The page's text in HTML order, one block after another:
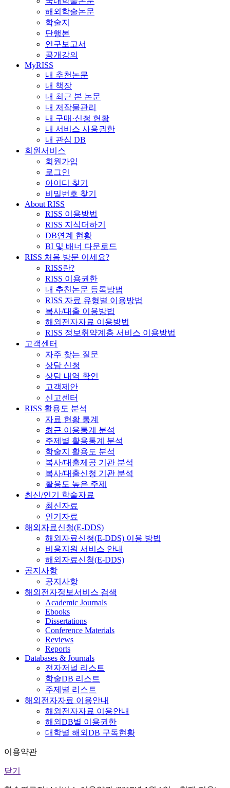
해외학술논문
학술지
단행본
연구보고서
공개강의
MyRISS
내 추천논문
내 책장
내 최근 본 논문
내 저작물관리
내 구매·신청 현황
내 서비스 사용권한
내 관심 DB
회원서비스
회원가입
로그인
아이디 찾기
비밀번호 찾기
About RISS
RISS 이용방법
RISS 지식더하기
DB연계 현황
BI 및 배너 다운로드
RISS 처음 방문 이세요?
RISS란?
RISS 이용권한
내 추천논문 등록방법
RISS 자료 유형별 이용방법
복사/대출 이용방법
해외전자자료 이용방법
RISS 정보취약계층 서비스 이용방법
고객센터
자주 찾는 질문
상담 신청
상담 내역 확인
고객제안
신고센터
RISS 활용도 분석
자료 현황 통계
최근 이용통계 분석
주제별 활용통계 분석
학술지 활용도 분석
복사/대출제공 기관 분석
복사/대출신청 기관 분석
활용도 높은 주제
최신/인기 학술자료
최신자료
인기자료
해외자료신청(E-DDS)
해외자료신청(E-DDS) 이용 방법
비용지원 서비스 안내
해외자료신청(E-DDS)
공지사항
공지사항
해외전자정보서비스 검색
Academic Journals
Ebooks
Dissertations
Conference Materials
Reviews
Reports
Databases & Journals
전자저널 리스트
학술DB 리스트
주제별 리스트
해외전자자료 이용안내
해외전자자료 이용안내
해외DB별 이용권한
대학별 해외DB 구독현황
이용약관
닫기